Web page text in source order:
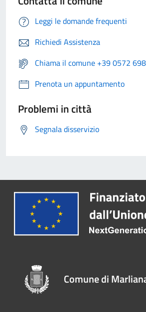
Leggi le domande frequenti
Richiedi Assistenza
Chiama il comune +39 0572
Prenota un appuntamento
Problemi in città
Segnala disservizio
Comune di